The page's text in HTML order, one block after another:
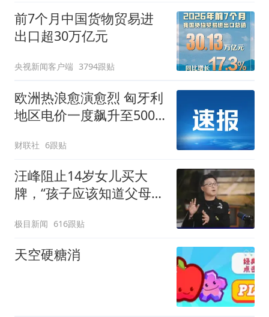
前7个月中国货物贸易进
出口超30万亿元
央视新闻客户端 3794跟贴
欧洲热浪愈演愈烈 匈牙利
地区电价一度飙升至500
财联社 6跟贴
汪峰阻止14岁女儿买大
牌，“孩子应该知道父母的
都在淘宝
极目新闻 616跟贴
天空硬糖消